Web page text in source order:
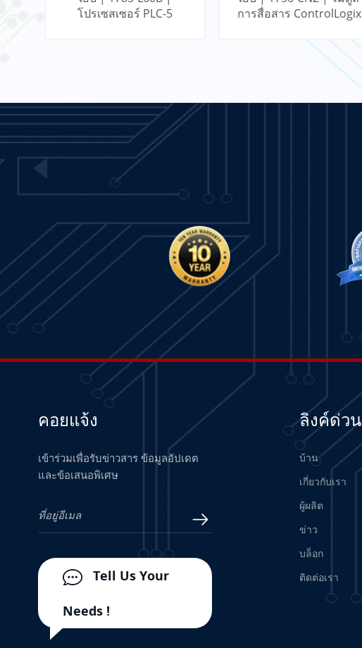
1503VC-BMC5-MC1
402-000-013 S3960 A1-B1-
C042-D000-E010-F0-G000-
H10 Proximity
Measurement System
อ่านเพิ่มเติม
21000-28-05-15-027-01-02
Proximity Probe Housing
Assembly / Bently Nevada
อ่านเพิ่มเติม
ACS355-03E-05A6-4 ABB
Drive
อ่านเพิ่มเติม
VIBRO METER TQ403 111-
403-000-012 Proximity
Measurement System
อ่านเพิ่มเติม
24701-28-05-00-038-04-02
Proximity Probe Housing
Assembly / Bently Nevada
H7506 Hima Bus Terminal
อ่านเพิ่มเติม
VIBRO METER TQ402 111-
E010-F0-G000-H05
Proximity Measurement
System
อ่านเพิ่มเติม
Proximity Probe - Bently
Nevada
อ่านเพิ่มเติม
โปรเซสเซอร์ PLC-5
เรียนรู้เพิ่มเติม
การสื่อสาร ControlLogix
คอยแจ้ง
เข้าร่วมเพื่อรับข่าวสาร ข้อมูลอัปเดต
และข้อเสนอพิเศษ
Tell Us Your
Needs !
ลิงค์ด่วน
บ้าน
เกี่ยวกับเรา
ผู้ผลิต
ข่าว
บล็อก
ติดต่อเรา